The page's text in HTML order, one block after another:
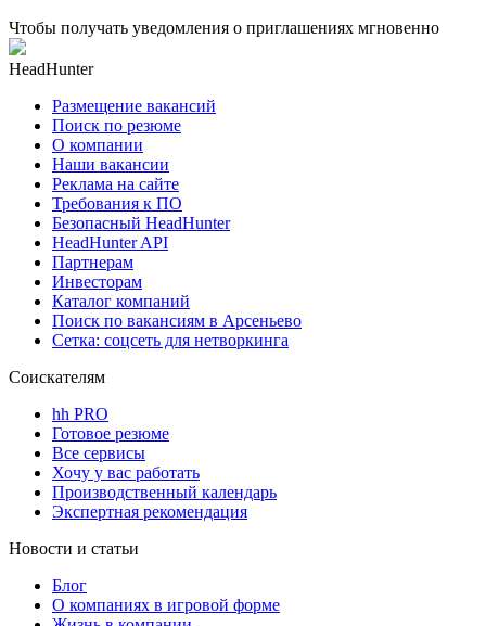
Чтобы получать уведомления о приглашениях мгновенно
HeadHunter
Размещение вакансий
Поиск по резюме
О компании
Наши вакансии
Реклама на сайте
Требования к ПО
Безопасный HeadHunter
HeadHunter API
Партнерам
Инвесторам
Каталог компаний
Поиск по вакансиям в Арсеньево
Сетка: соцсеть для нетворкинга
Соискателям
hh PRO
Готовое резюме
Все сервисы
Хочу у вас работать
Производственный календарь
Экспертная рекомендация
Новости и статьи
Блог
О компаниях в игровой форме